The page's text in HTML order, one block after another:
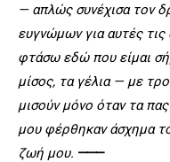
— απλώς συνέχισα τον
ευγνώμων για αυτές τις
φτάσω εδώ που είμαι
μίσος, τα γέλια — με
μισούν μόνο όταν τα
μου φέρθηκαν άσχημα
ζωή μου. ⸻